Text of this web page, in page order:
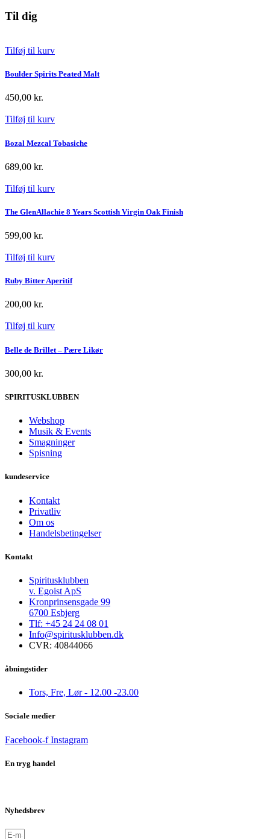
Dark
antal
Til dig
Tilføj til kurv
Boulder Spirits Peated Malt
450,00 kr.
Tilføj til kurv
Bozal Mezcal Tobasiche
689,00 kr.
Tilføj til kurv
The GlenAllachie 8 Years Scottish Virgin Oak Finish
599,00 kr.
Tilføj til kurv
Ruby Bitter Aperitif
200,00 kr.
Tilføj til kurv
Belle de Brillet – Pære Likør
300,00 kr.
SPIRITUSKLUBBEN
Webshop
Musik & Events
Smagninger
Spisning
kundeservice
Kontakt
Privatliv
Om os
Handelsbetingelser
Kontakt
Spiritusklubben
v. Egoist ApS
Kronprinsensgade 99
6700 Esbjerg
Tlf: +45 24 24 08 01
Info@spiritusklubben.dk
CVR: 40844066
åbningstider
Tors, Fre, Lør - 12.00 -23.00
Sociale medier
Facebook-f Instagram
En tryg handel
Nyhedsbrev